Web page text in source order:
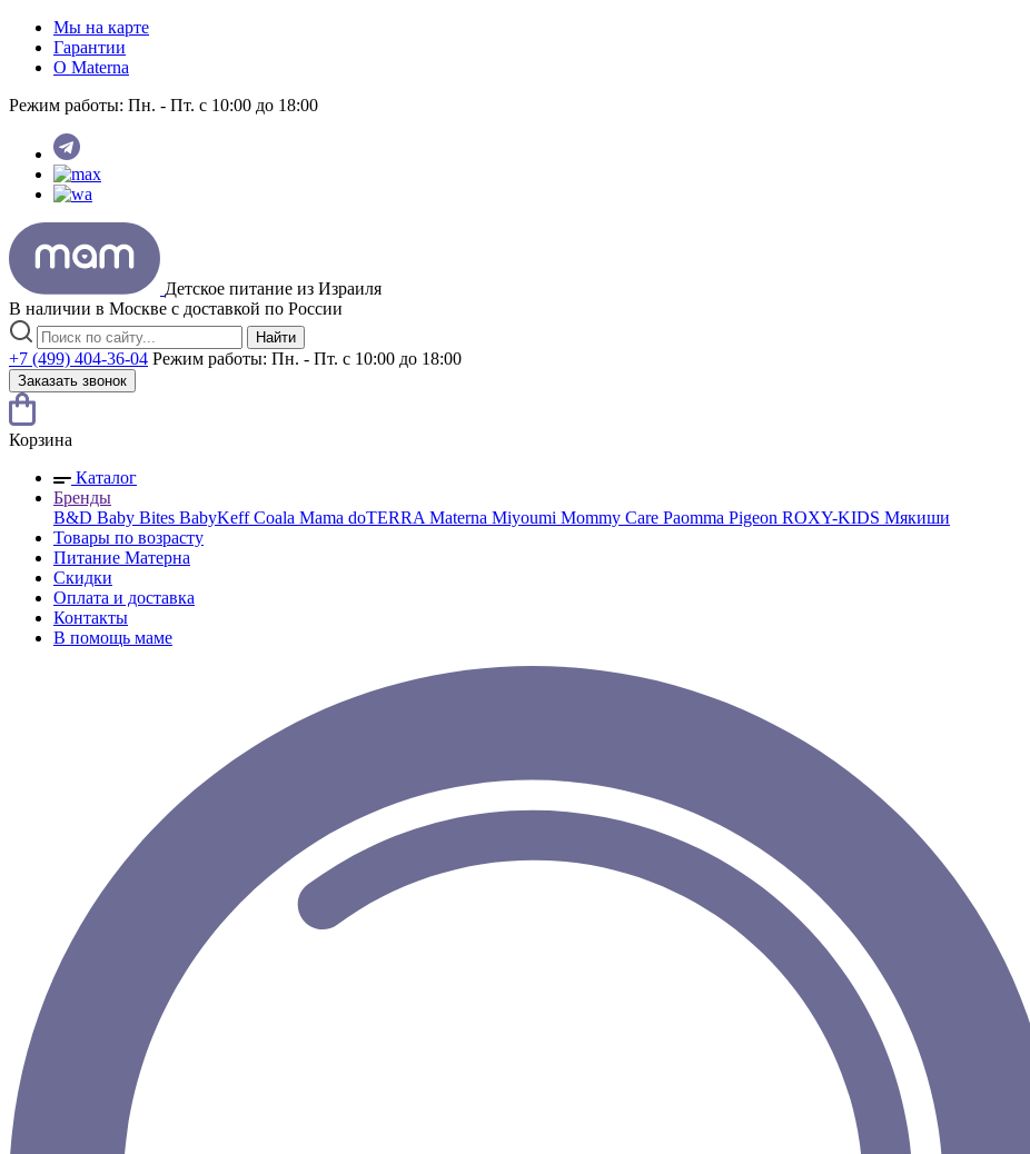
Мы на карте
Гарантии
O Materna
Режим работы: Пн. - Пт. с 10:00 до 18:00
Детское питание из Израиля
В наличии в Москве с доставкой по России
Найти
+7 (499) 404-36-04 Режим работы: Пн. - Пт. с 10:00 до 18:00
Заказать звонок
Корзина
Каталог
Бренды
B&D Baby Bites BabyKeffCoala Mama doTERRA Materna Miyoumi Mommy Care Paomma Pigeon ROXY-KIDS Мякиши
Товары по возрасту
Питание Матерна
Скидки
Оплата и доставка
Контакты
В помощь маме